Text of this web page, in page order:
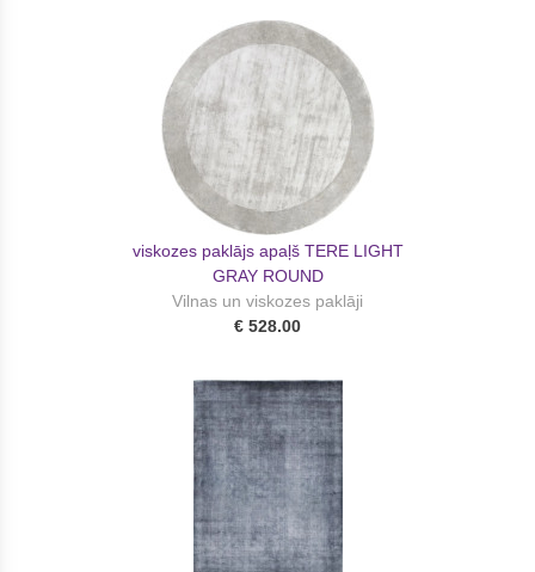
viskozes paklājs apaļš TERE LIGHT
GRAY ROUND
Vilnas un viskozes paklāji
€ 528.00